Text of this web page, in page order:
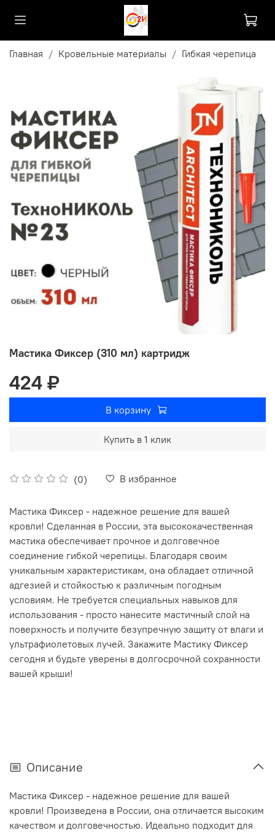
Главная Кровельные материалы Гибкая черепица
Мастика Фиксер (310 мл) картридж
(0) В избранное
424 ₽
В корзину
Купить в 1 клик
Мастика Фиксер - надежное решение для вашей
кровли! Сделанная в России, эта высококачественная
мастика обеспечивает прочное и долговечное
соединение гибкой черепицы. Благодаря своим
уникальным характеристикам, она обладает отличной
адгезией и стойкостью к различным погодным
условиям. Не требуется специальных навыков для
использования - просто нанесите мастичный слой на
поверхность и получите безупречную защиту от влаги и
ультрафиолетовых лучей. Закажите Мастику Фиксер
сегодня и будьте уверены в долгосрочной сохранности
вашей крыши!
Описание
Мастика Фиксер - надежное решение для вашей
кровли! Произведена в России, она отличается высоким
качеством и долговечностью. Идеально подходит для